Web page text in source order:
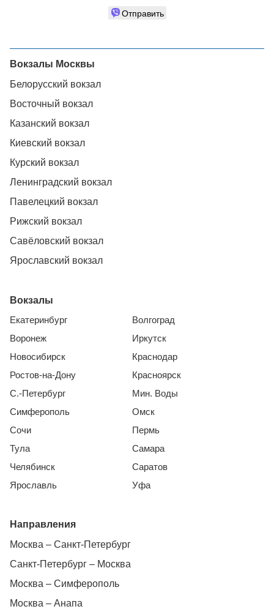
Отправить
Вокзалы Москвы
Белорусский вокзал
Восточный вокзал
Казанский вокзал
Киевский вокзал
Курский вокзал
Ленинградский вокзал
Павелецкий вокзал
Рижский вокзал
Савёловский вокзал
Ярославский вокзал
Вокзалы
Екатеринбург
Воронеж
Новосибирск
Ростов-на-Дону
С.-Петербург
Симферополь
Сочи
Тула
Челябинск
Ярославль
Волгоград
Иркутск
Краснодар
Красноярск
Мин. Воды
Омск
Пермь
Самара
Саратов
Уфа
Направления
Москва – Санкт-Петербург
Санкт-Петербург – Москва
Москва – Симферополь
Москва – Анапа